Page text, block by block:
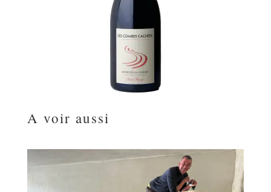
A voir aussi